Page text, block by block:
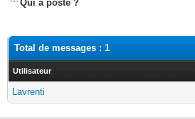
Qui a posté ?
Total de messages : 1
Utilisateur
Lavrenti